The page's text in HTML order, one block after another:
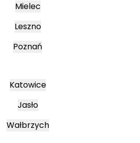
Mielec
Leszno
Poznań
Katowice
Jasło
Wałbrzych